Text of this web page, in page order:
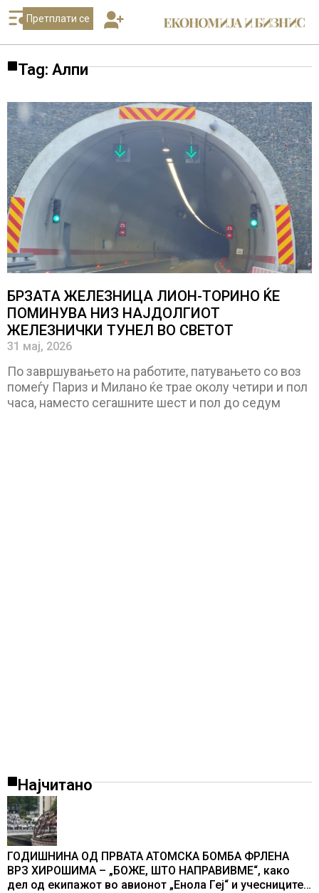
Претплати се
Tag: Алпи
БРЗАТА ЖЕЛЕЗНИЦА ЛИОН-ТОРИНО ЌЕ
ПОМИНУВА НИЗ НАЈДОЛГИОТ
ЖЕЛЕЗНИЧКИ ТУНЕЛ ВО СВЕТОТ
31 мај, 2026
По завршувањето на работите, патувањето со воз
помеѓу Париз и Милано ќе трае околу четири и пол
часа, наместо сегашните шест и пол до седум
Најчитано
ГОДИШНИНА ОД ПРВАТА АТОМСКА БОМБА ФРЛЕНА
ВРЗ ХИРОШИМА – „БОЖЕ, ШТО НАПРАВИВМЕ“, како
дел од екипажот во авионот „Енола Геј“ и учесниците